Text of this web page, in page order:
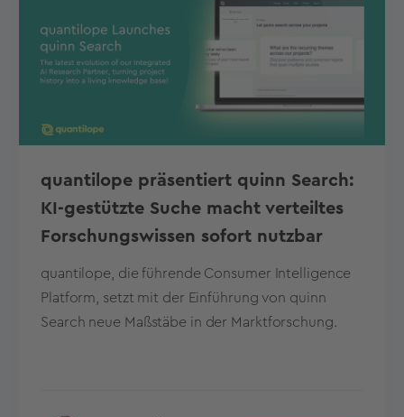
quantilope präsentiert quinn Search:
KI-gestützte Suche macht verteiltes
Forschungswissen sofort nutzbar
quantilope, die führende Consumer Intelligence
Platform, setzt mit der Einführung von quinn
Search neue Maßstäbe in der Marktforschung.